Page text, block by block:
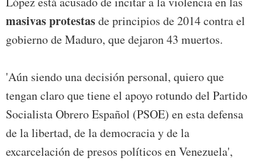
masivas protestasde principios de 2014 contra el
gobierno de Maduro, que dejaron 43 muertos.
'Aún siendo una decisión personal, quiero que
tengan claro que tiene el apoyo rotundo del Partido
Socialista Obrero Español (PSOE) en esta defensa
de la libertad, de la democracia y de la
excarcelación de presos políticos en Venezuela',